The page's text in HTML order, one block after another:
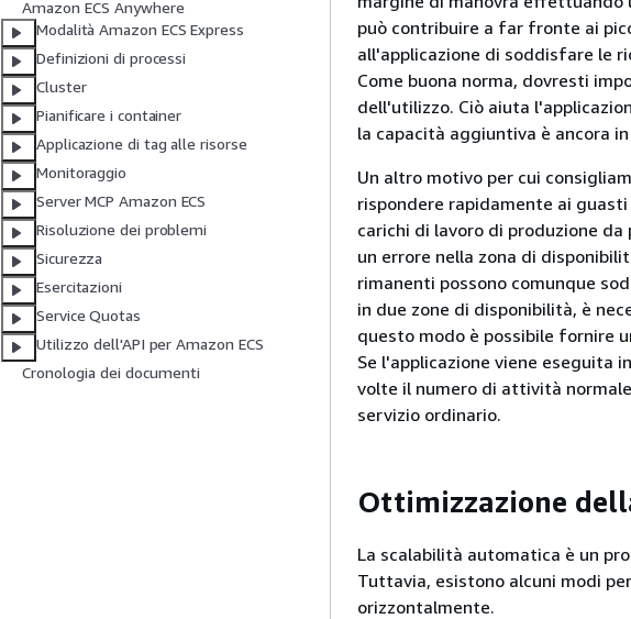
Amazon ECS Anywhere
Modalità Amazon ECS Express
Definizioni di processi
Cluster
Pianificare i container
Applicazione di tag alle risorse
Monitoraggio
Server MCP Amazon ECS
Risoluzione dei problemi
Sicurezza
Esercitazioni
Service Quotas
Utilizzo dell'API per Amazon ECS
Cronologia dei documenti
può contribuire a far fronte ai
all'applicazione di soddisfare le
Come buona norma, dovresti
dell'utilizzo. Ciò aiuta
la capacità aggiuntiva è ancora
Un altro motivo per cui
rispondere rapidamente ai
carichi di lavoro di produzione
un errore nella zona di
rimanenti possono comunque
in due zone di disponibilità, è
questo modo è possibile fornire
Se l'applicazione viene eseguita
volte il numero di attività
servizio ordinario.
Ottimizzazione
La scalabilità automatica è un
Tuttavia, esistono alcuni modi
orizzontalmente.